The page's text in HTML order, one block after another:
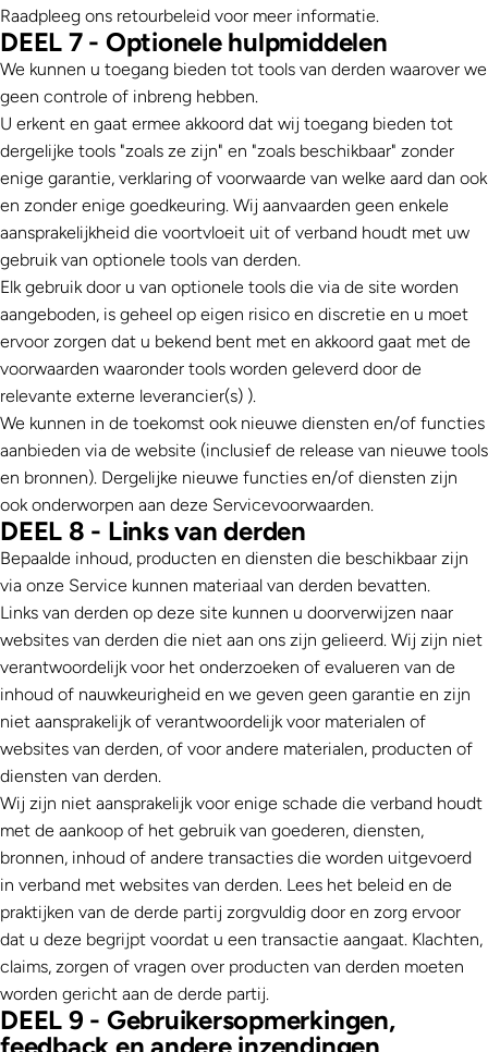
Raadpleeg ons retourbeleid voor meer informatie.
DEEL 7 - Optionele hulpmiddelen
We kunnen u toegang bieden tot tools van derden waarover we
geen controle of inbreng hebben.
U erkent en gaat ermee akkoord dat wij toegang bieden tot
dergelijke tools "zoals ze zijn" en "zoals beschikbaar" zonder
enige garantie, verklaring of voorwaarde van welke aard dan ook
en zonder enige goedkeuring. Wij aanvaarden geen enkele
aansprakelijkheid die voortvloeit uit of verband houdt met uw
gebruik van optionele tools van derden.
Elk gebruik door u van optionele tools die via de site worden
aangeboden, is geheel op eigen risico en discretie en u moet
ervoor zorgen dat u bekend bent met en akkoord gaat met de
voorwaarden waaronder tools worden geleverd door de
relevante externe leverancier(s) ).
We kunnen in de toekomst ook nieuwe diensten en/of functies
aanbieden via de website (inclusief de release van nieuwe tools
en bronnen). Dergelijke nieuwe functies en/of diensten zijn
ook onderworpen aan deze Servicevoorwaarden.
DEEL 8 - Links van derden
Bepaalde inhoud, producten en diensten die beschikbaar zijn
via onze Service kunnen materiaal van derden bevatten.
Links van derden op deze site kunnen u doorverwijzen naar
websites van derden die niet aan ons zijn gelieerd. Wij zijn niet
verantwoordelijk voor het onderzoeken of evalueren van de
inhoud of nauwkeurigheid en we geven geen garantie en zijn
niet aansprakelijk of verantwoordelijk voor materialen of
websites van derden, of voor andere materialen, producten of
diensten van derden.
Wij zijn niet aansprakelijk voor enige schade die verband houdt
met de aankoop of het gebruik van goederen, diensten,
bronnen, inhoud of andere transacties die worden uitgevoerd
in verband met websites van derden. Lees het beleid en de
praktijken van de derde partij zorgvuldig door en zorg ervoor
dat u deze begrijpt voordat u een transactie aangaat. Klachten,
claims, zorgen of vragen over producten van derden moeten
worden gericht aan de derde partij.
DEEL 9 - Gebruikersopmerkingen,